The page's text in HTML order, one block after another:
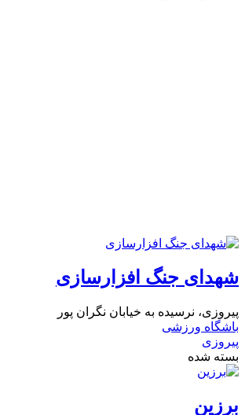
شهدای جنگ افزارسازی
پیروزی، نرسیده به خیابان نگران پور
باشگاه ورزشی
پیروزی
بسته شده
برزین